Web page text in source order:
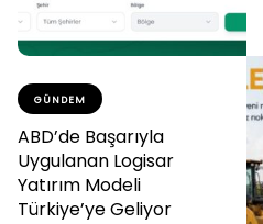
GÜNDEM
ABD’de Başarıyla
Uygulanan Logisar
Yatırım Modeli
Türkiye’ye Geliyor